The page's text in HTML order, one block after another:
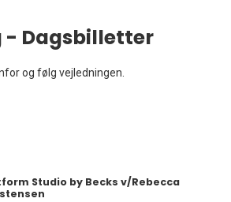
- Dagsbilletter
og følg vejledningen.
Studio by Becks v/Rebecca